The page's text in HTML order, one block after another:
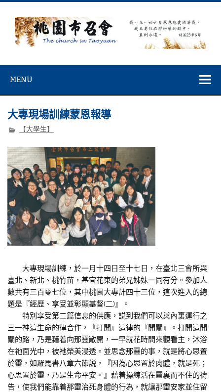
Skip
content
MENU
大專現場訓練蒙恩報導
【大學生】
大專現場訓練，於一月十四日至十七日，在臺北三會所與
臺北、新北、桃竹苗，基宜花東的弟兄姊妹一同有分。參加人
數共有三百零七位，其中桃園大專計四十三位，這次進入的總
題是『經歷、享受並彰顯基督(二)』。
特別享受第二篇信息的供應，説到我們可以與內裏運行之
三一神這生命的律合作，『打開』這律的『開關』。打開這開
關的路，乃是藉着向那靈敞開，一早就花時間來觀看主，沐浴
在祂面光中，被祂榮美浸透。並思念那靈的事，就是將心思置
於靈，如羅馬書八章六節説，『因為心思置於肉體，就是死；
心思置於靈，乃是生命平安。』藉着操練活在靈裏而不住的禱
告，使我們能靠着那靈治死身體的行為，就讓那靈安家並住留